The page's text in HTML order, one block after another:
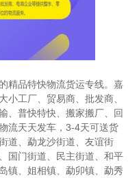
精品特快物流货运专线。嘉
小工厂、贸易商、批发商、
、普快特快、搬家搬厂、回
流天天发车，3-4天可送货
道、勐龙沙街道、友谊街
国门街道、民主街道、和平
镇、姐相镇、勐卯镇、勐秀